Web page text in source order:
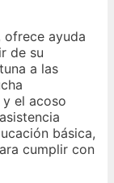
ofrece ayuda
de su
a las
el acoso
básica,
cumplir con